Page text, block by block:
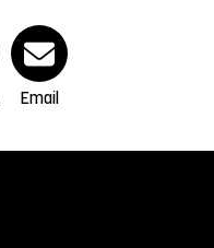
Email